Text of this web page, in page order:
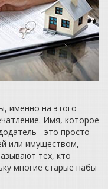
именно на этого
Имя, которое
- это просто
или имуществом,
тех, кто
многие старые пабы